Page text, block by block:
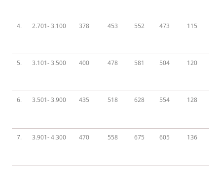
4. 2.701- 3.100 378 453 552 473 115
5. 3.101- 3.500 400 478 581 504 120
6. 3.501- 3.900 435 518 628 554 128
7. 3.901- 4.300 470 558 675 605 136